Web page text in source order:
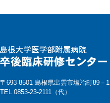
〒693-8501 島根県出雲市塩冶町89－1
TEL 0853-23-2111（代）